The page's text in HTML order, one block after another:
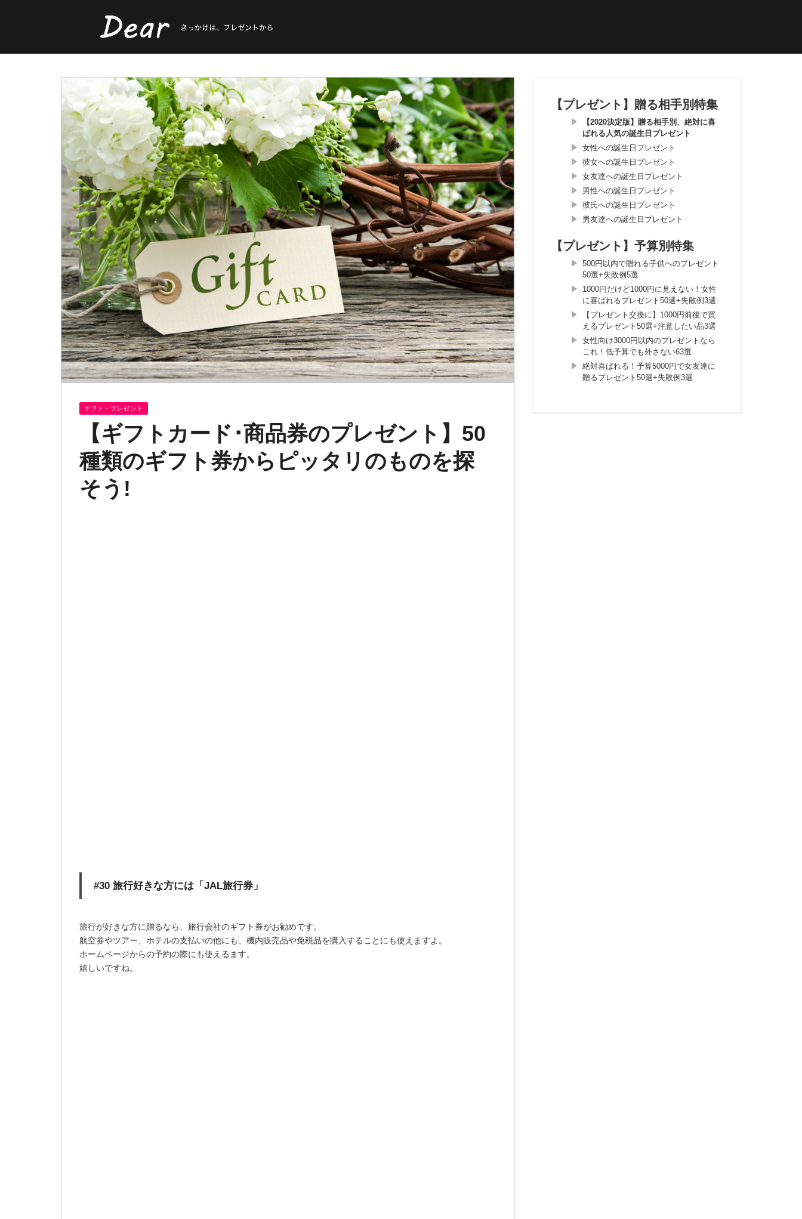
ギフト・プレゼント
【ギフトカード･商品券のプレゼント】50
種類のギフト券からピッタリのものを探
そう!
#30 旅行好きな方には「JAL旅行券」
旅行が好きな方に贈るなら、旅行会社のギフト券がお勧めです。
航空券やツアー、ホテルの支払いの他にも、機内販売品や免税品を購入することにも使えますよ。
ホームページからの予約の際にも使えるます。
嬉しいですね。
【プレゼント】贈る相手別特集
【2020決定版】贈る相手別、絶対に喜
ばれる人気の誕生日プレゼント
女性への誕生日プレゼント
彼女への誕生日プレゼント
女友達への誕生日プレゼント
男性への誕生日プレゼント
彼氏への誕生日プレゼント
男友達への誕生日プレゼント
【プレゼント】予算別特集
500円以内で贈れる子供へのプレゼント
50選+失敗例5選
1000円だけど1000円に見えない！女性
に喜ばれるプレゼント50選+失敗例3選
【プレゼント交換に】1000円前後で買
えるプレゼント50選+注意したい品3選
女性向け3000円以内のプレゼントなら
これ！低予算でも外さない63選
絶対喜ばれる！予算5000円で女友達に
贈るプレゼント50選+失敗例3選